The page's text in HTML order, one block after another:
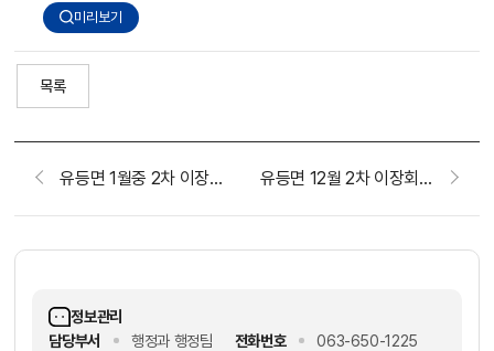
미리보기
목록
유등면 1월중 2차 이장회보(2026. 1. 21.) 유등면 12월 2차 이장회보(2025. 12. 23.)
정보관리
담당부서
행정과 행정팀 전화번호
063-650-1225